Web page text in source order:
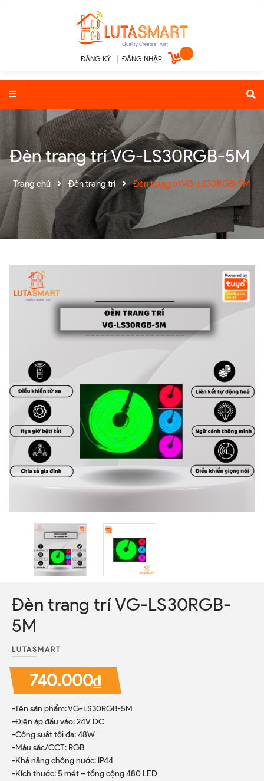
ĐĂNG KÝ ĐĂNG NHẬP
Đèn trang trí VG-LS30RGB-5M
Trang chủ Đèn trang trí Đèn trang trí VG-LS30RGB-5M
Đèn trang trí VG-LS30RGB-
5M
LUTASMART
740.000₫
-Tên sản phẩm: VG-LS30RGB-5M
-Điện áp đầu vào: 24V DC
-Công suất tối đa: 48W
-Màu sắc/CCT: RGB
-Khả năng chống nước: IP44
-Kích thước: 5 mét – tổng cộng 480 LED